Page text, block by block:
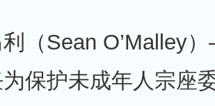
（Sean O’Malley
保护未成年人宗座